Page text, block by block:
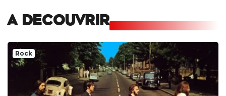
A DECOUVRIR
Rock